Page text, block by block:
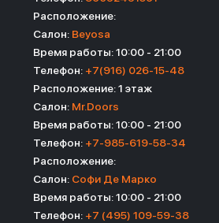
Расположение:
Салон: Beyosa
Время работы: 10:00 - 21:00
Телефон: +7(916) 026-15-48
Расположение: 1 этаж
Салон: Mr.Doors
Время работы: 10:00 - 21:00
Телефон: +7-985-619-58-34
Расположение:
Салон: Софи Де Марко
Время работы: 10:00 - 21:00
Телефон: +7 (495) 109-59-38